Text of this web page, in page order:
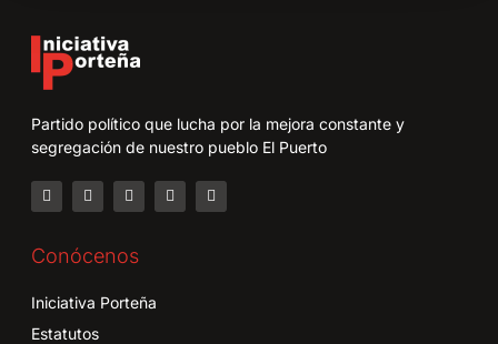
Partido político que lucha por la mejora constante y
segregación de nuestro pueblo El Puerto
Conócenos
Iniciativa Porteña
Estatutos